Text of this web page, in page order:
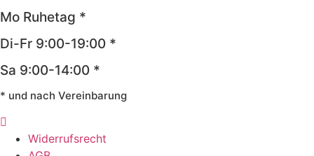
Mo Ruhetag *
Di-Fr 9:00-19:00 *
Sa 9:00-14:00 *
* und nach Vereinbarung
Widerrufsrecht